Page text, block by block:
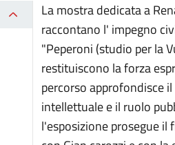
La mostra dedicata a
raccontano l' impegno
"Peperoni (studio per la
restituiscono la forza
percorso approfondisce
intellettuale e il ruolo
l'esposizione prosegue